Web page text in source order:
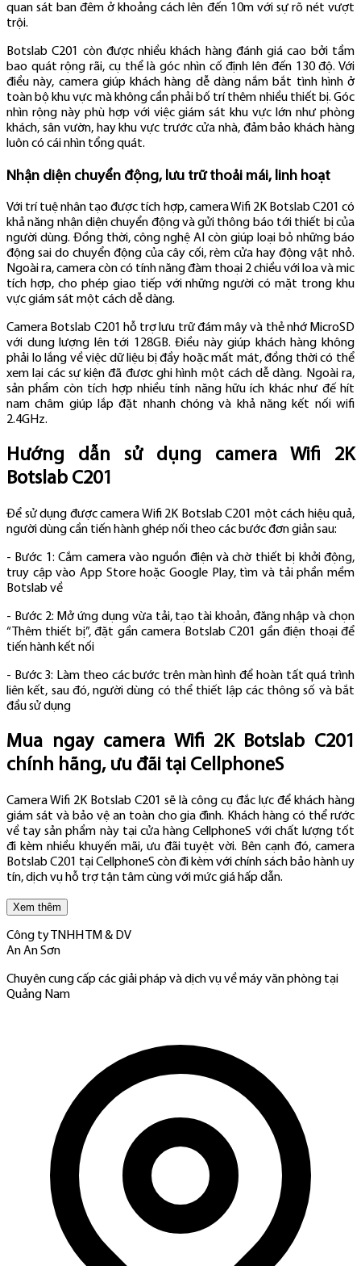
quan sát ban đêm ở khoảng cách lên đến 10m với sự rõ nét vượt
trội.
Botslab C201 còn được nhiều khách hàng đánh giá cao bởi tầm
bao quát rộng rãi, cụ thể là góc nhìn cố định lên đến 130 độ. Với
điều này, camera giúp khách hàng dễ dàng nắm bắt tình hình ở
toàn bộ khu vực mà không cần phải bố trí thêm nhiều thiết bị. Góc
nhìn rộng này phù hợp với việc giám sát khu vực lớn như phòng
khách, sân vườn, hay khu vực trước cửa nhà, đảm bảo khách hàng
luôn có cái nhìn tổng quát.
Nhận diện chuyển động, lưu trữ thoải mái, linh hoạt
Với trí tuệ nhân tạo được tích hợp, camera Wifi 2K Botslab C201 có
khả năng nhận diện chuyển động và gửi thông báo tới thiết bị của
người dùng. Đồng thời, công nghệ AI còn giúp loại bỏ những báo
động sai do chuyển động của cây cối, rèm cửa hay động vật nhỏ.
Ngoài ra, camera còn có tính năng đàm thoại 2 chiều với loa và mic
tích hợp, cho phép giao tiếp với những người có mặt trong khu
vực giám sát một cách dễ dàng.
Camera Botslab C201 hỗ trợ lưu trữ đám mây và thẻ nhớ MicroSD
với dung lượng lên tới 128GB. Điều này giúp khách hàng không
phải lo lắng về việc dữ liệu bị đầy hoặc mất mát, đồng thời có thể
xem lại các sự kiện đã được ghi hình một cách dễ dàng. Ngoài ra,
sản phẩm còn tích hợp nhiều tính năng hữu ích khác như đế hít
nam châm giúp lắp đặt nhanh chóng và khả năng kết nối wifi
2.4GHz.
Hướng dẫn sử dụng camera Wifi 2K
Botslab C201
Để sử dụng được camera Wifi 2K Botslab C201 một cách hiệu quả,
người dùng cần tiến hành ghép nối theo các bước đơn giản sau:
- Bước 1: Cắm camera vào nguồn điện và chờ thiết bị khởi động,
truy cập vào App Store hoặc Google Play, tìm và tải phần mềm
Botslab về
- Bước 2: Mở ứng dụng vừa tải, tạo tài khoản, đăng nhập và chọn
“Thêm thiết bị”, đặt gần camera Botslab C201 gần điện thoại để
tiến hành kết nối
- Bước 3: Làm theo các bước trên màn hình để hoàn tất quá trình
liên kết, sau đó, người dùng có thể thiết lập các thông số và bắt
đầu sử dụng
Mua ngay camera Wifi 2K Botslab C201
chính hãng, ưu đãi tại CellphoneS
Camera Wifi 2K Botslab C201 sẽ là công cụ đắc lực để khách hàng
giám sát và bảo vệ an toàn cho gia đình. Khách hàng có thể rước
về tay sản phẩm này tại cửa hàng CellphoneS với chất lượng tốt
đi kèm nhiều khuyến mãi, ưu đãi tuyệt vời. Bên cạnh đó, camera
Botslab C201 tại CellphoneS còn đi kèm với chính sách bảo hành uy
tín, dịch vụ hỗ trợ tận tâm cùng với mức giá hấp dẫn.
Xem thêm
Công ty TNHH TM & DV
An An Sơn
Chuyên cung cấp các giải pháp và dịch vụ về máy văn phòng tại
Quảng Nam